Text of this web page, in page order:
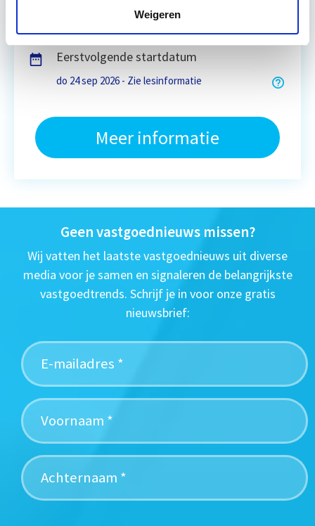
Weigeren
4 uur per week zelfstudie
Eerstvolgende startdatum
do 24 sep 2026 - Zie lesinformatie
Meer informatie
Geen vastgoednieuws missen?
Wij vatten het laatste vastgoednieuws uit diverse
media voor je samen en signaleren de belangrijkste
vastgoedtrends. Schrijf je in voor onze gratis
nieuwsbrief: